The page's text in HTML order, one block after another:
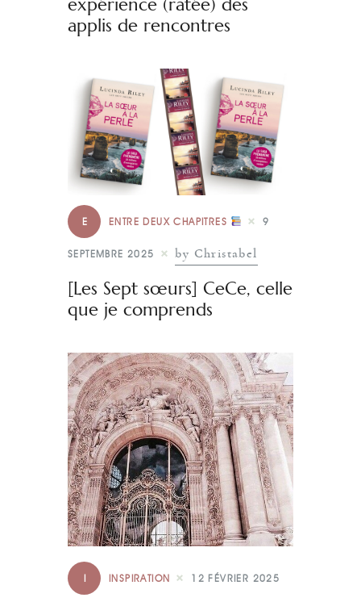
applis de rencontres
E ENTRE DEUX CHAPITRES 9
SEPTEMBRE 2025 by Christabel
[Les Sept sœurs] CeCe, celle
que je comprends
I INSPIRATION 12 FÉVRIER 2025